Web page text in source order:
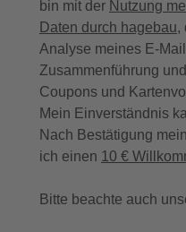
bin mit der Nutzung
Daten durch hagebau,
Analyse meines E-
Zusammenführung
Coupons und
Mein Einverständnis
Nach Bestätigung
ich einen 10 €
Bitte beachte auch